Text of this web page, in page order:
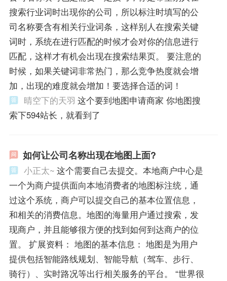
搜索行业词时出现你的公司，所以标注时填写的公
司名称要含有相关行业词条，这样别人在搜索关键
词时，系统在进行匹配的时候才会对你的信息进行
匹配，这样才有机会出现在搜索结果页。 要注意的
时候，如果关键词非常热门，那么竞争热度就会增
加，出现的难度就会增加！要选择合适的词！
晴空下的天羽 这个要到地图申请商家 你地图搜
索下594站长，就看到了
如何让公司名称出现在地图上面?
小正太~ 这个需要自己去提交。本地商户中心是
一个为商户提供面向本地消费者的地图标注统，通
过这个系统，商户可以提交自己的基本位置信息，
和相关的消费信息。地图的海量用户通过搜索，发
现商户，并且能够很方便的找到如何到达商户的位
置。 扩展资料： 地图的基本信息： 地图是为用户
提供包括智能路线规划、智能导航（驾车、步行、
骑行）、实时路况等出行相关服务的平台。 “世界很